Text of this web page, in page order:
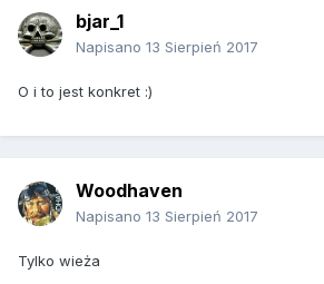
bjar_1
Napisano 13 Sierpień 2017
O i to jest konkret :)
Woodhaven
Napisano 13 Sierpień 2017
Tylko wieża